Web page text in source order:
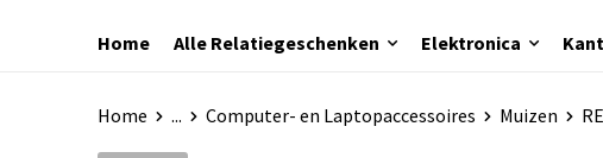
Home Alle Relatiegeschenken Elektronica
Home ... Computer- en Laptopaccessoires Muizen